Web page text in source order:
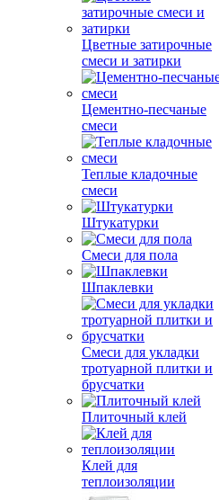
Цветные затирочные
смеси и затирки
Цементно-песчаные
смеси
Теплые кладочные
смеси
Штукатурки
Смеси для пола
Шпаклевки
Смеси для укладки
тротуарной плитки и
брусчатки
Плиточный клей
Клей для
теплоизоляции